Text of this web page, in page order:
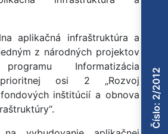
aplikačná infraštruktúra a
z národných projektov
Informatizácia
prioritnej osi 2 „Rozvoj
inštitúcií a obnova
Číslo: 2/2012